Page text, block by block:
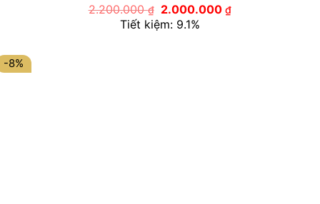
2.200.000₫
Giá
gốc
là:
2.000.000₫Giá
Tiết kiệm: 9.1%
-8%